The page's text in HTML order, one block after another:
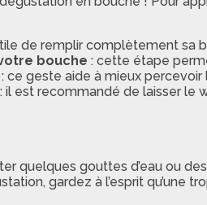
de remplir complètement sa
bouche : cette étape
: ce geste aide à mieux
: il est recommandé de laisser le
quelques gouttes d’eau ou
gardez à l’esprit qu’une